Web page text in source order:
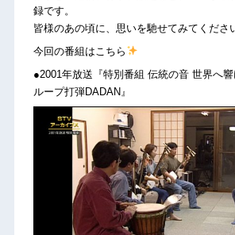
録です。
皆様のあの頃に、思いを馳せてみてくださ
今回の番組はこちら
●2001年放送『特別番組 伝統の音 世界へ
ループ打弾DADAN』